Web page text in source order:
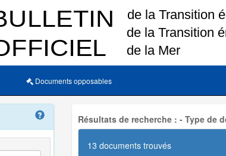
Documents opposables
Résultats de recherche : - Type de
13 documents trouvés